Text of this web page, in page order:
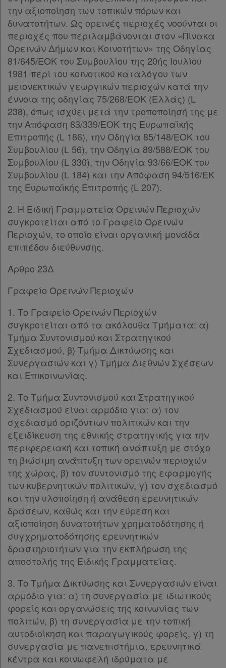
την αξιοποίηση των τοπικών πόρων και
δυνατοτήτων. Ως ορεινές περιοχές νοούνται οι
περιοχές που περιλαμβάνονται στον «Πίνακα
Ορεινών Δήμων και Κοινοτήτων» της Oδηγίας
81/645/ΕΟΚ του Συμβουλίου της 20ής Ιουλίου
1981 περί του κοινοτικού καταλόγου των
μειονεκτικών γεωργικών περιοχών κατά την
έννοια της οδηγίας 75/268/ΕΟΚ (Ελλάς) (L
238), όπως ισχύει μετά την τροποποίησή της με
την Απόφαση 83/339/ΕΟΚ της Ευρωπαϊκής
Επιτροπής (L 186), την Oδηγία 85/148/ΕΟΚ του
Συμβουλίου (L 56), την Oδηγία 89/588/ΕΟΚ του
Συμβουλίου (L 330), την Oδηγία 93/66/ΕΟΚ του
Συμβουλίου (L 184) και την Απόφαση 94/516/ΕΚ
της Ευρωπαϊκής Επιτροπής (L 207).
2. Η Ειδική Γραμματεία Ορεινών Περιοχών
συγκροτείται από το Γραφείο Ορεινών
Περιοχών, το οποίο είναι οργανική μονάδα
επιπέδου διεύθυνσης.
Άρθρο 23Δ
Γραφείο Ορεινών Περιοχών
1. Το Γραφείο Ορεινών Περιοχών
συγκροτείται από τα ακόλουθα Τμήματα: α)
Τμήμα Συντονισμού και Στρατηγικού
Σχεδιασμού, β) Τμήμα Δικτύωσης και
Συνεργασιών και γ) Τμήμα Διεθνών Σχέσεων
και Επικοινωνίας.
2. Το Τμήμα Συντονισμού και Στρατηγικού
Σχεδιασμού είναι αρμόδιο για: α) τον
σχεδιασμό οριζόντιων πολιτικών και την
εξειδίκευση της εθνικής στρατηγικής για την
περιφερειακή και τοπική ανάπτυξη με στόχο
τη βιώσιμη ανάπτυξη των ορεινών περιοχών
της χώρας, β) τον συντονισμό της εφαρμογής
των κυβερνητικών πολιτικών, γ) τον σχεδιασμό
και την υλοποίηση ή ανάθεση ερευνητικών
δράσεων, καθώς και την εύρεση και
αξιοποίηση δυνατοτήτων χρηματοδότησης ή
συγχρηματοδότησης ερευνητικών
δραστηριοτήτων για την εκπλήρωση της
αποστολής της Ειδικής Γραμματείας.
3. Το Τμήμα Δικτύωσης και Συνεργασιών είναι
αρμόδιο για: α) τη συνεργασία με ιδιωτικούς
φορείς και οργανώσεις της κοινωνίας των
πολιτών, β) τη συνεργασία με την τοπική
αυτοδιοίκηση και παραγωγικούς φορείς, γ) τη
συνεργασία με πανεπιστήμια, ερευνητικά
κέντρα και κοινωφελή ιδρύματα με